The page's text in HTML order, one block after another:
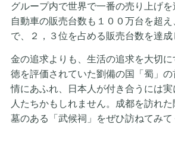
グループ内で世界で一番の売り上げを
自動車の販売台数も１００万台を超
で、２，３位を占める販売台数を達成
金の追求よりも、生活の追求を大切に
徳を評価されていた劉備の国「蜀」の
情にあふれ、日本人が付き合うには
人たちかもしれません。成都を訪れ
墓のある「武候祠」をぜひ訪ねてみて